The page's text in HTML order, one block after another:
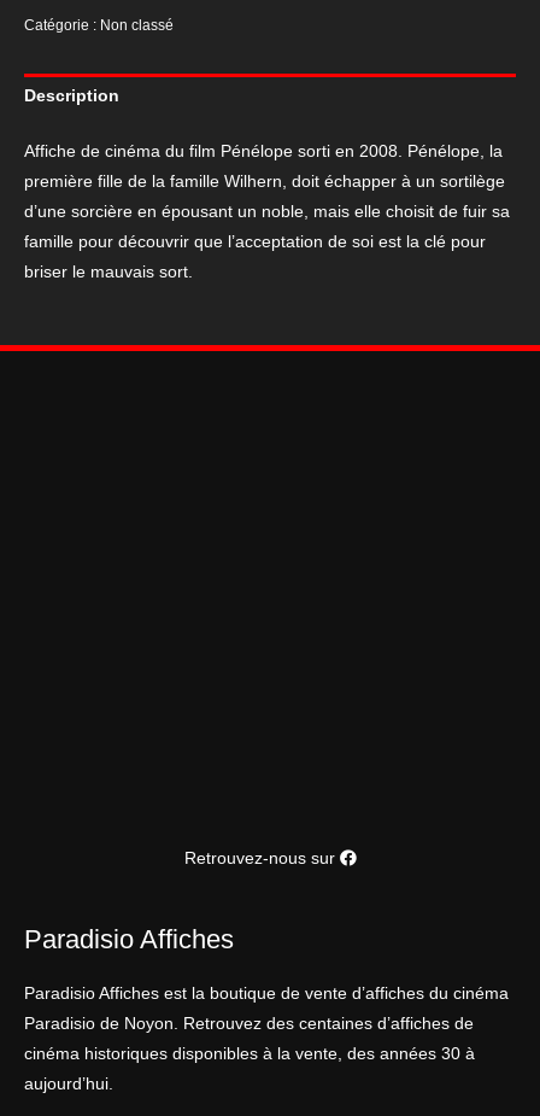
du
Pénélope
sorti
en
2008
en
Catégorie : Non classé
Description
Affiche de cinéma du film Pénélope sorti en 2008. Pénélope, la
première fille de la famille Wilhern, doit échapper à un sortilège
d’une sorcière en épousant un noble, mais elle choisit de fuir sa
famille pour découvrir que l’acceptation de soi est la clé pour
briser le mauvais sort.
Retrouvez-nous sur
Paradisio Affiches
Paradisio Affiches est la boutique de vente d’affiches du cinéma
Paradisio de Noyon. Retrouvez des centaines d’affiches de
cinéma historiques disponibles à la vente, des années 30 à
aujourd’hui.